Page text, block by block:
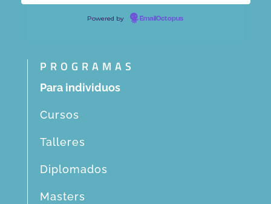
Powered by EmailOctopus
PROGRAMAS
Para individuos
Cursos
Talleres
Diplomados
Masters